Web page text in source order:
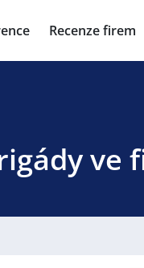
Recenze firem
ve